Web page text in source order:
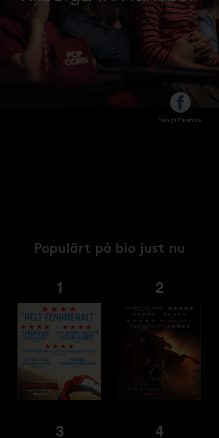
Dela på Facebook
Populärt på bio just nu
1 2
3 4